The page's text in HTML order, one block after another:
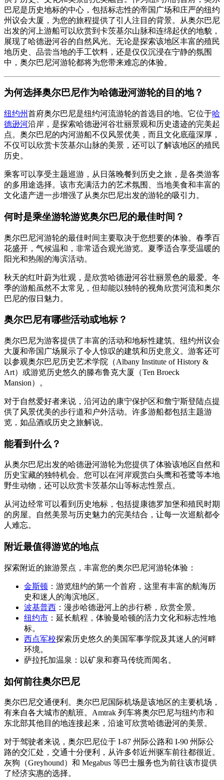
巴尼是历史地标的中心，包括标志性的帝国广场和庄严的纽约
州议会大厦，为您的旅程提供了引人注目的背景。从奥尔巴尼
出发的河上游船可以欣赏到卡茨基尔山脉和连绵起伏的地貌，
展现了哈德逊河谷的自然风光。无论是探索该地区丰富的殖民
地历史、品尝当地的手工饮料，还是仅仅沉浸在宁静的氛围
中，奥尔巴尼河游轮都将为您带来难忘的体验。
为何选择奥尔巴尼作为哈德逊河游轮的目的地？
纽约州首府奥尔巴尼是纽约河流游轮的首选目的地。它位于哈
德逊河沿岸，是探索哈德逊河谷壮丽景观和历史遗迹的完美起
点。奥尔巴尼的内河游船不仅风景优美，而且文化底蕴深厚，
不仅可以欣赏卡茨基尔山脉的美景，还可以了解该地区的殖民
历史。
乘客可以享受主题巡游，从日落晚餐到历史之旅，是各类游客
的多用途选择。该市充满活力的艺术氛围、当地美食和丰富的
文化遗产进一步增强了从奥尔巴尼出发的游轮的吸引力。
何时是乘坐游轮游览奥尔巴尼的最佳时间？
奥尔巴尼河游轮的最佳时间主要取决于您想要的体验。春季百
花盛开，气候温和，非常适合观光游览。夏季适合享受温暖的
阳光和热闹的海滨活动。
秋天的红叶蔚为壮观，是欣赏哈德逊河谷壮丽景色的最爱。冬
季的游船虽然不太常见，但却能以独特的视角欣赏河流和奥尔
巴尼的假日魅力。
奥尔巴尼有哪些活动或地标？
奥尔巴尼为游客提供了丰富的活动和地标性建筑。纽约州议会
大厦和帝国广场展示了令人惊叹的建筑和历史意义。游客还可
以参观奥尔巴尼历史艺术学院（Albany Institute of History &
Art）或游览历史悠久的滕布鲁克大厦（Ten Broeck
Mansion）。
对于自然爱好者来说，沿河边的康宁保护区和詹宁斯登陆点提
供了风景优美的步行道和户外活动。许多游船都包括主题游
览，如品酒或历史之旅解说。
能看到什么？
从奥尔巴尼出发的哈德逊河游轮为您提供了体验该地区自然和
历史宝藏的独特机会。您可以在河岸观赏白头鹰和苍鹭等本地
野生动物，还可以欣赏卡茨基尔山等标志性景点。
从河边经常可以看到历史地标，包括提康德罗加堡和殖民时期
的房屋。自然美景与历史魅力的完美结合，让每一次巡航都令
人难忘。
附近最值得游览的地点
探索附近的旅游景点，丰富您的奥尔巴尼河游轮体验：
金斯顿 ：游览纽约的第一个首府，这里有丰富的航海历
史和迷人的海滨地区。
波基普西 ：漫步哈德逊河上的步行桥，欣赏全景。
纽约市 ：延长航程，体验曼哈顿的活力文化和标志性地
标。
西点军校探索历史悠久的美国军事学院及其迷人的河畔
环境。
萨拉托加温泉：以矿泉和赛马传统而闻名。
如何前往奥尔巴尼
奥尔巴尼交通便利。奥尔巴尼国际机场是该地区的主要机场，
有来自各大城市的航班。Amtrak 列车将奥尔巴尼与纽约市和
东北部其他目的地连接起来，沿途可欣赏哈德逊河的美景。
对于驾驶者来说，奥尔巴尼位于 I-87 州际公路和 I-90 州际公
路的交汇处，交通十分便利，从许多邻近州驱车前往都很近。
灰狗（Greyhound）和 Megabus 等巴士服务也为前往该市提供
了经济实惠的选择。